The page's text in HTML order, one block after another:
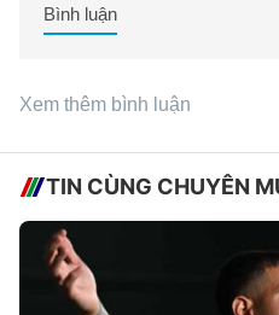
Bình luận
Xem thêm bình luận
TIN CÙNG CHUYÊN